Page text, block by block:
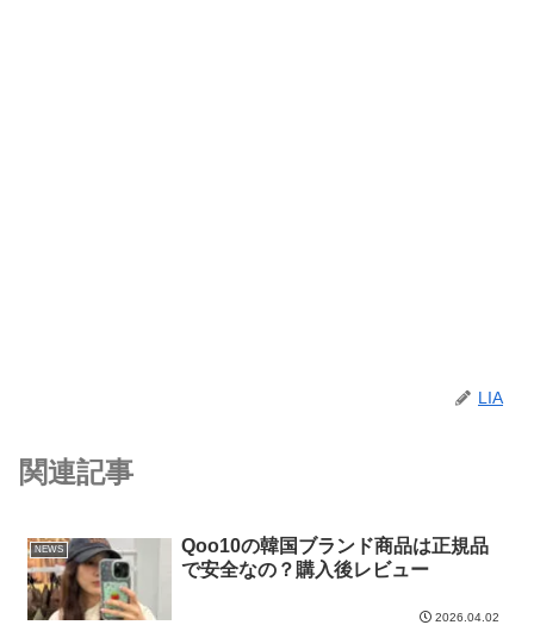
LIA
関連記事
NEWS
Qoo10の韓国ブランド商品は正規品
で安全なの？購入後レビュー
2026.04.02